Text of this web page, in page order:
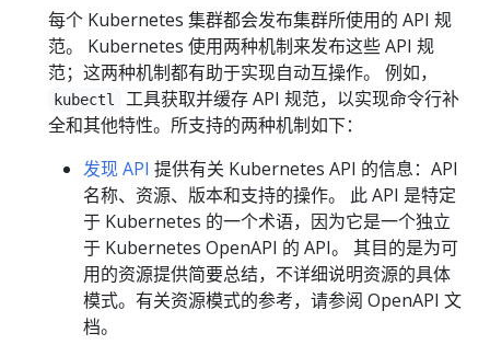
每个 Kubernetes 集群都会发布集群所使用的 API 规
范。 Kubernetes 使用两种机制来发布这些 API 规
范；这两种机制都有助于实现自动互操作。 例如，
kubectl
工具获取并缓存 API 规范，以实现命令行补
全和其他特性。所支持的两种机制如下：
发现 API 提供有关 Kubernetes API 的信息：API
名称、资源、版本和支持的操作。 此 API 是特定
于 Kubernetes 的一个术语，因为它是一个独立
于 Kubernetes OpenAPI 的 API。 其目的是为可
用的资源提供简要总结，不详细说明资源的具体
模式。有关资源模式的参考，请参阅 OpenAPI 文
档。